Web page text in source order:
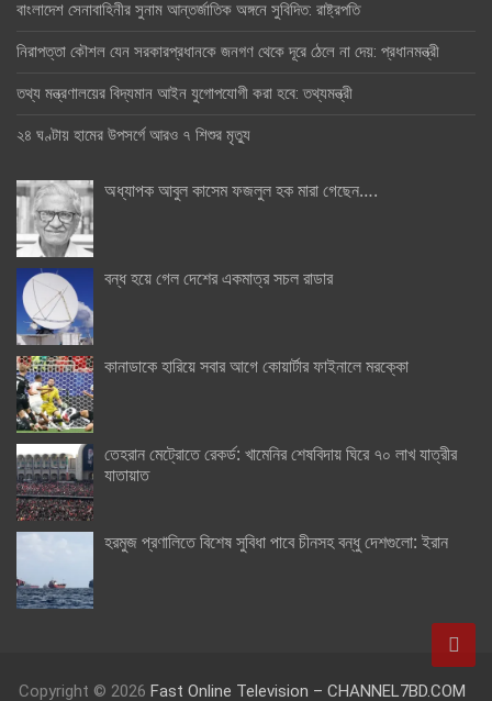
বাংলাদেশ সেনাবাহিনীর সুনাম আন্তর্জাতিক অঙ্গনে সুবিদিত: রাষ্ট্রপতি
নিরাপত্তা কৌশল যেন সরকারপ্রধানকে জনগণ থেকে দূরে ঠেলে না দেয়: প্রধানমন্ত্রী
তথ্য মন্ত্রণালয়ের বিদ্যমান আইন যুগোপযোগী করা হবে: তথ্যমন্ত্রী
২৪ ঘণ্টায় হামের উপসর্গে আরও ৭ শিশুর মৃত্যু
অধ্যাপক আবুল কাসেম ফজলুল হক মারা গেছেন….
বন্ধ হয়ে গেল দেশের একমাত্র সচল রাডার
কানাডাকে হারিয়ে সবার আগে কোয়ার্টার ফাইনালে মরক্কো
তেহরান মেট্রোতে রেকর্ড: খামেনির শেষবিদায় ঘিরে ৭০ লাখ যাত্রীর
যাতায়াত
হরমুজ প্রণালিতে বিশেষ সুবিধা পাবে চীনসহ বন্ধু দেশগুলো: ইরান
Copyright © 2026 Fast Online Television – CHANNEL7BD.COM